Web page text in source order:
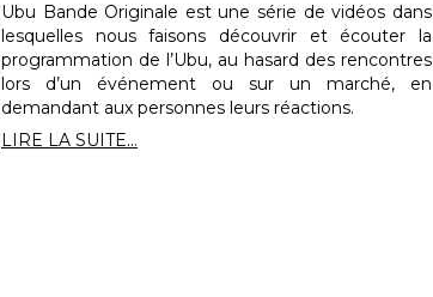
Ubu Bande Originale est une série de vidéos dans
lesquelles nous faisons découvrir et écouter la
programmation de l’Ubu, au hasard des rencontres
lors d’un événement ou sur un marché, en
demandant aux personnes leurs réactions.
LIRE LA SUITE...